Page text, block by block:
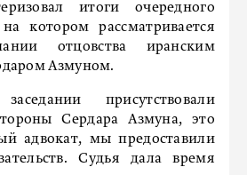
итоги очередного
котором рассматривается
отцовства иранским
Азмуном.
присутствовали
Сердара Азмуна, это
адвокат, мы предоставили
Судья дала время